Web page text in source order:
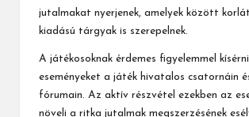
jutalmakat nyerjenek, amelyek között
kiadású tárgyak is szerepelnek.
A játékosoknak érdemes figyelemmel
eseményeket a játék hivatalos csatornáin
fórumain. Az aktív részvétel ezekben az
növeli a ritka jutalmak megszerzésének